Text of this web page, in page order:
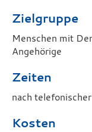
Zielgruppe
Menschen mit
Angehörige
Zeiten
nach
Kosten